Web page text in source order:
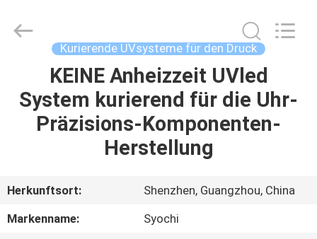
HAUS
PRODUKTE
UNS
Electronics
Kurierende UVsysteme für den Druck
KEINE Anheizzeit UVled
System kurierend für die Uhr-
Präzisions-Komponenten-
Herstellung
Herkunftsort:
Shenzhen, Guangzhou, China
Markenname:
Syochi